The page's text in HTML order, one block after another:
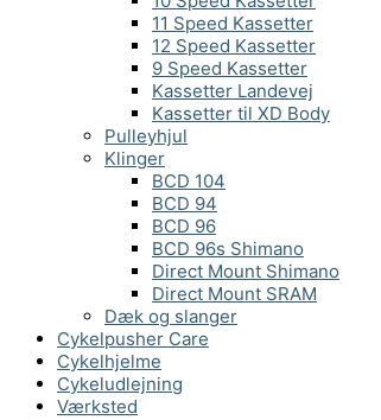
11 Speed Kassetter
12 Speed Kassetter
9 Speed Kassetter
Kassetter Landevej
Kassetter til XD Body
Pulleyhjul
Klinger
BCD 104
BCD 94
BCD 96
BCD 96s Shimano
Direct Mount Shimano
Direct Mount SRAM
Dæk og slanger
Cykelpusher Care
Cykelhjelme
Cykeludlejning
Værksted